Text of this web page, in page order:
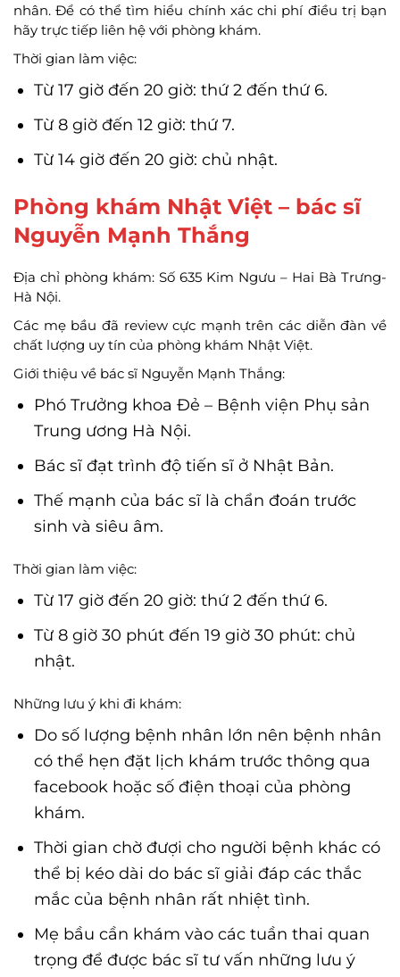
nhân. Để có thể tìm hiểu chính xác chi phí điều trị bạn
hãy trực tiếp liên hệ với phòng khám.
Thời gian làm việc:
Từ 17 giờ đến 20 giờ: thứ 2 đến thứ 6.
Từ 8 giờ đến 12 giờ: thứ 7.
Từ 14 giờ đến 20 giờ: chủ nhật.
Phòng khám Nhật Việt – bác sĩ
Nguyễn Mạnh Thắng
Địa chỉ phòng khám: Số 635 Kim Ngưu – Hai Bà Trưng-
Hà Nội.
Các mẹ bầu đã review cực mạnh trên các diễn đàn về
chất lượng uy tín của phòng khám Nhật Việt.
Giới thiệu về bác sĩ Nguyễn Mạnh Thắng:
Phó Trưởng khoa Đẻ – Bệnh viện Phụ sản
Trung ương Hà Nội.
Bác sĩ đạt trình độ tiến sĩ ở Nhật Bản.
Thế mạnh của bác sĩ là chẩn đoán trước
sinh và siêu âm.
Thời gian làm việc:
Từ 17 giờ đến 20 giờ: thứ 2 đến thứ 6.
Từ 8 giờ 30 phút đến 19 giờ 30 phút: chủ
nhật.
Những lưu ý khi đi khám:
Do số lượng bệnh nhân lớn nên bệnh nhân
có thể hẹn đặt lịch khám trước thông qua
facebook hoặc số điện thoại của phòng
khám.
Thời gian chờ đượi cho người bệnh khác có
thể bị kéo dài do bác sĩ giải đáp các thắc
mắc của bệnh nhân rất nhiệt tình.
Mẹ bầu cần khám vào các tuần thai quan
trọng để được bác sĩ tư vấn những lưu ý